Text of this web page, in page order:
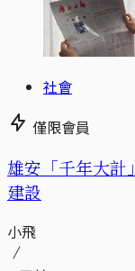
社會
僅限會員
雄安「千年大計
建設
小飛